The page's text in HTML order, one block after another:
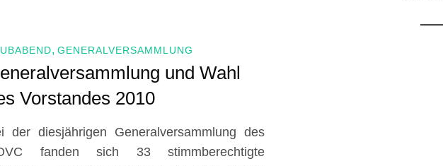
GENERALVERSAMMLUNG
und Wahl
Vorstandes 2010
der diesjährigen Generalversammlung des
fanden sich 33 stimmberechtigte